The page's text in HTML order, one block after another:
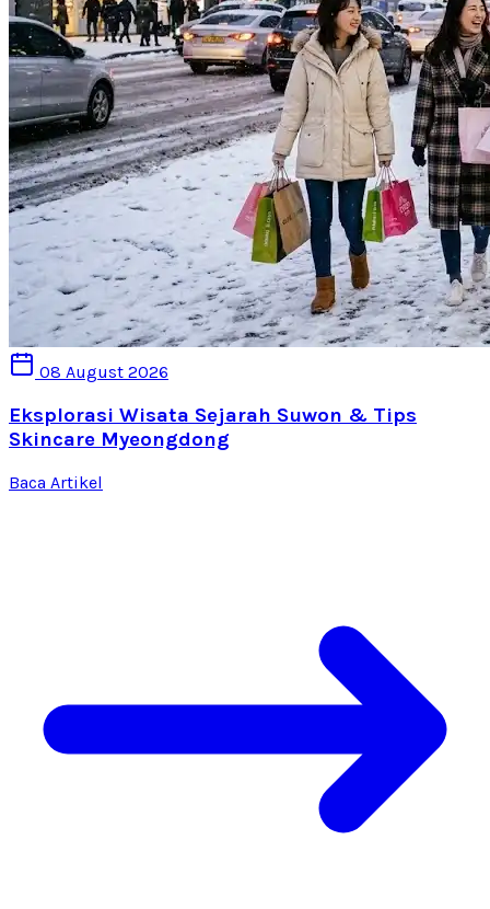
08 August 2026
Eksplorasi Wisata Sejarah Suwon & Tips
Skincare Myeongdong
Baca Artikel